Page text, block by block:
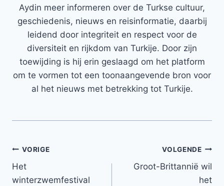
Aydin meer informeren over de Turkse cultuur,
geschiedenis, nieuws en reisinformatie, daarbij
leidend door integriteit en respect voor de
diversiteit en rijkdom van Turkije. Door zijn
toewijding is hij erin geslaagd om het platform
om te vormen tot een toonaangevende bron voor
al het nieuws met betrekking tot Turkije.
Bericht
navigatie
VORIGE
Het
winterzwemfestival
VOLGENDE
Groot-Brittannië wil
het